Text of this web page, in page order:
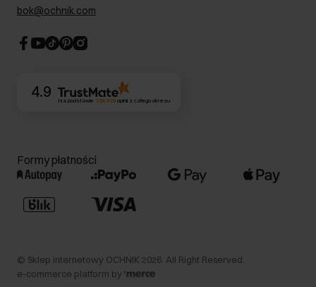
Dla akcjonariuszy
CSR
bok@ochnik.com
4.9
Na podstawie 356 929opinii z całego okresu
Formy płatności
© Sklep internetowy OCHNIK 2026 . All Right Reserved.
e-commerce platform by